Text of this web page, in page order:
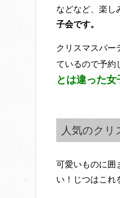
などなど、楽し
子会です。
クリスマスパー
ているので予約
とは違った
人気のクリ
可愛いものに囲
い！じつはこれ